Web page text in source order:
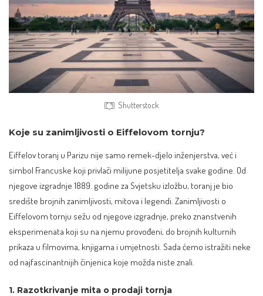
Shutterstock
Koje su zanimljivosti o Eiffelovom tornju?
Eiffelov toranj u Parizu nije samo remek-djelo inženjerstva, već i
simbol Francuske koji privlači milijune posjetitelja svake godine. Od
njegove izgradnje 1889. godine za Svjetsku izložbu, toranj je bio
središte brojnih zanimljivosti, mitova i legendi. Zanimljivosti o
Eiffelovom tornju sežu od njegove izgradnje, preko znanstvenih
eksperimenata koji su na njemu provođeni, do brojnih kulturnih
prikaza u filmovima, knjigama i umjetnosti. Sada ćemo istražiti neke
od najfascinantnijih činjenica koje možda niste znali.
1. Razotkrivanje mita o prodaji tornja